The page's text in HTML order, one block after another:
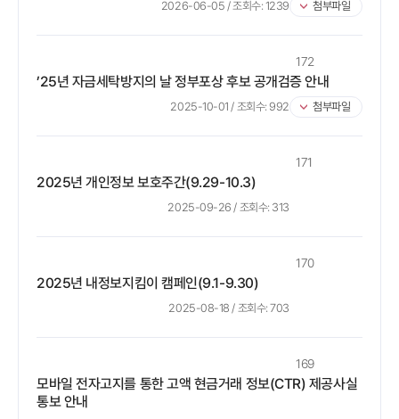
2026-06-05 / 조회수: 1239 첨부파일
172
’25년 자금세탁방지의 날 정부포상 후보 공개검증 안내
2025-10-01 / 조회수:992 첨부파일
171
2025년 개인정보 보호주간(9.29-10.3)
2025-09-26 / 조회수: 313
170
2025년 내정보지킴이 캠페인(9.1-9.30)
2025-08-18 / 조회수:703
169
모바일 전자고지를 통한 고액 현금거래 정보(CTR) 제공사실
통보 안내